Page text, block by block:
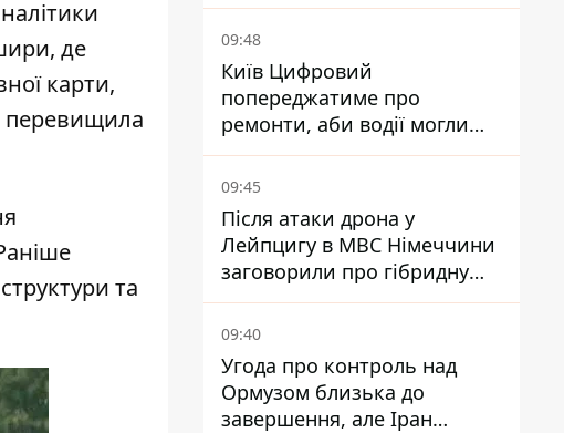
де
карти,
перевищила
та
09:48
Київ Цифровий
попереджатиме про
ремонти, аби водії могли
уникати ділянок із заторами
09:45
Після атаки дрона у
Лейпцигу в МВС Німеччини
заговорили про гібридну
війну – ми щоденно є ціллю
09:40
Угода про контроль над
Ормузом близька до
завершення, але Іран